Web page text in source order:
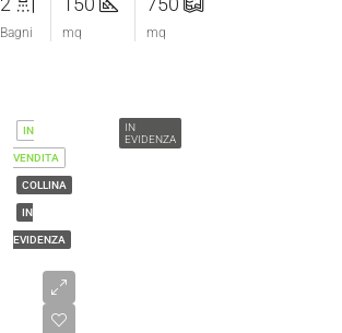
Bagni mq mq
IN
EVIDENZA
IN
VENDITA
COLLINA
IN
EVIDENZA